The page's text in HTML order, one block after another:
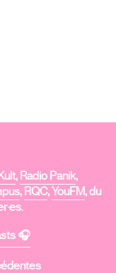
, Radio Panik,
, RQC,YouFM, du
🎧